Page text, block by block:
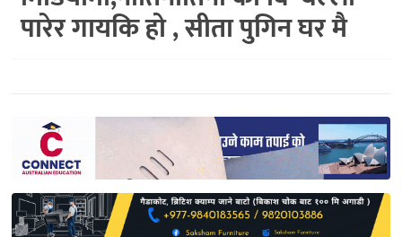
समाज
साहित्य
प्रदेश
English
पारेर गायकि हो , सीता पुगिन घर मै